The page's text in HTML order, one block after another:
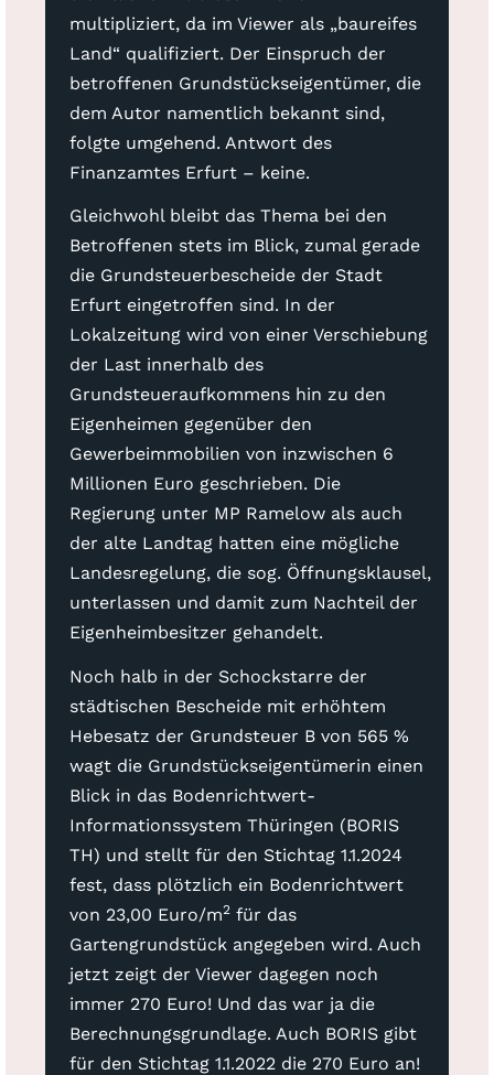
multipliziert, da im Viewer als „baureifes
Land“ qualifiziert. Der Einspruch der
betroffenen Grundstückseigentümer, die
dem Autor namentlich bekannt sind,
folgte umgehend. Antwort des
Finanzamtes Erfurt – keine.
Gleichwohl bleibt das Thema bei den
Betroffenen stets im Blick, zumal gerade
die Grundsteuerbescheide der Stadt
Erfurt eingetroffen sind. In der
Lokalzeitung wird von einer Verschiebung
der Last innerhalb des
Grundsteueraufkommens hin zu den
Eigenheimen gegenüber den
Gewerbeimmobilien von inzwischen 6
Millionen Euro geschrieben. Die
Regierung unter MP Ramelow als auch
der alte Landtag hatten eine mögliche
Landesregelung, die sog. Öffnungsklausel,
unterlassen und damit zum Nachteil der
Eigenheimbesitzer gehandelt.
Noch halb in der Schockstarre der
städtischen Bescheide mit erhöhtem
Hebesatz der Grundsteuer B von 565 %
wagt die Grundstückseigentümerin einen
Blick in das Bodenrichtwert-
Informationssystem Thüringen (BORIS
TH) und stellt für den Stichtag 1.1.2024
fest, dass plötzlich ein Bodenrichtwert
von 23,00 Euro/m2für das
Gartengrundstück angegeben wird. Auch
jetzt zeigt der Viewer dagegen noch
immer 270 Euro! Und das war ja die
Berechnungsgrundlage. Auch BORIS gibt
für den Stichtag 1.1.2022 die 270 Euro an!